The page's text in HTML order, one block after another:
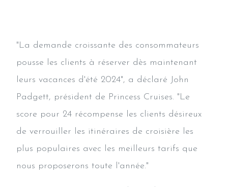
"La demande croissante des consommateurs
pousse les clients à réserver dès maintenant
leurs vacances d'été 2024", a déclaré John
Padgett, président de Princess Cruises. "Le
score pour 24 récompense les clients désireux
de verrouiller les itinéraires de croisière les
plus populaires avec les meilleurs tarifs que
nous proposerons toute l'année."